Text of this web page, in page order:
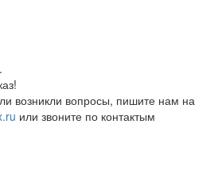
возникли вопросы, пишите нам на
или звоните по контактым